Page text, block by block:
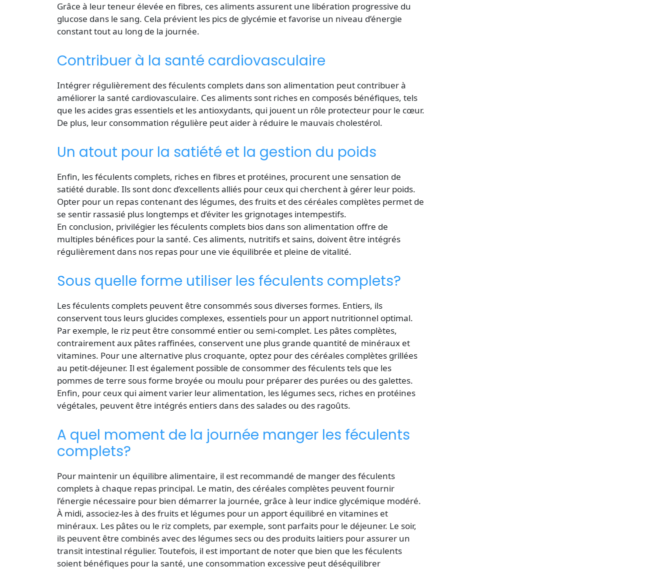
Grâce à leur teneur élevée en fibres, ces aliments assurent une libération progressive du
glucose dans le sang. Cela prévient les pics de glycémie et favorise un niveau d’énergie
constant tout au long de la journée.
Contribuer à la santé cardiovasculaire
Intégrer régulièrement des féculents complets dans son alimentation peut contribuer à
améliorer la santé cardiovasculaire. Ces aliments sont riches en composés bénéfiques, tels
que les acides gras essentiels et les antioxydants, qui jouent un rôle protecteur pour le cœur.
De plus, leur consommation régulière peut aider à réduire le mauvais cholestérol.
Un atout pour la satiété et la gestion du poids
Enfin, les féculents complets, riches en fibres et protéines, procurent une sensation de
satiété durable. Ils sont donc d’excellents alliés pour ceux qui cherchent à gérer leur poids.
Opter pour un repas contenant des légumes, des fruits et des céréales complètes permet de
se sentir rassasié plus longtemps et d’éviter les grignotages intempestifs.
En conclusion, privilégier les féculents complets bios dans son alimentation offre de
multiples bénéfices pour la santé. Ces aliments, nutritifs et sains, doivent être intégrés
régulièrement dans nos repas pour une vie équilibrée et pleine de vitalité.
Sous quelle forme utiliser les féculents complets?
Les féculents complets peuvent être consommés sous diverses formes. Entiers, ils
conservent tous leurs glucides complexes, essentiels pour un apport nutritionnel optimal.
Par exemple, le riz peut être consommé entier ou semi-complet. Les pâtes complètes,
contrairement aux pâtes raffinées, conservent une plus grande quantité de minéraux et
vitamines. Pour une alternative plus croquante, optez pour des céréales complètes grillées
au petit-déjeuner. Il est également possible de consommer des féculents tels que les
pommes de terre sous forme broyée ou moulu pour préparer des purées ou des galettes.
Enfin, pour ceux qui aiment varier leur alimentation, les légumes secs, riches en protéines
végétales, peuvent être intégrés entiers dans des salades ou des ragoûts.
A quel moment de la journée manger les féculents
complets?
Pour maintenir un équilibre alimentaire, il est recommandé de manger des féculents
complets à chaque repas principal. Le matin, des céréales complètes peuvent fournir
l’énergie nécessaire pour bien démarrer la journée, grâce à leur indice glycémique modéré.
À midi, associez-les à des fruits et légumes pour un apport équilibré en vitamines et
minéraux. Les pâtes ou le riz complets, par exemple, sont parfaits pour le déjeuner. Le soir,
ils peuvent être combinés avec des légumes secs ou des produits laitiers pour assurer un
transit intestinal régulier. Toutefois, il est important de noter que bien que les féculents
soient bénéfiques pour la santé, une consommation excessive peut déséquilibrer